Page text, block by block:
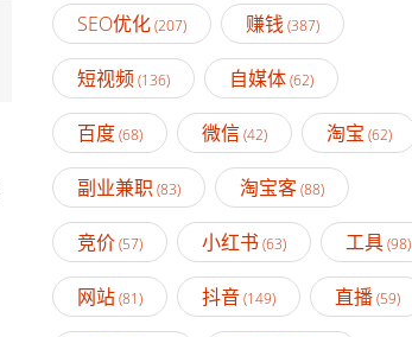
SEO优化(207) 赚钱(387)
短视频(136) 自媒体(62)
百度(68) 微信(42) 淘宝 (62)
副业兼职 (83) 淘宝客(88)
竞价(57) 小红书 (63) 工具(98)
网站(81) 抖音(149) 直播(59)